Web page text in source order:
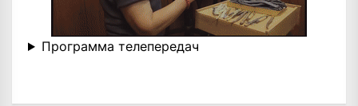
Программа телепередач